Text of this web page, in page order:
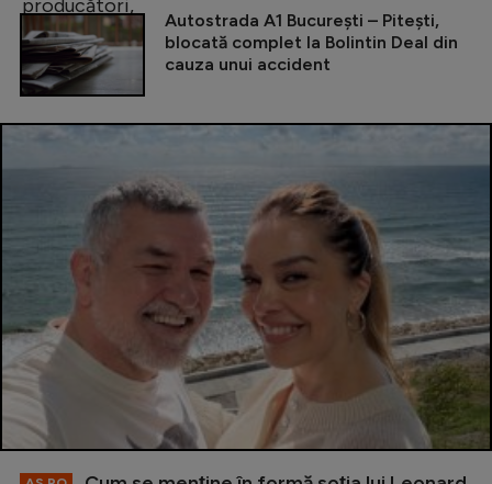
Autostrada A1 București – Pitești,
blocată complet la Bolintin Deal din
cauza unui accident